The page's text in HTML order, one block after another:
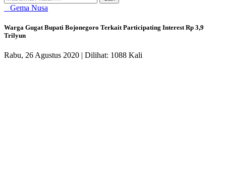
Gema Nusa
Warga Gugat Bupati Bojonegoro Terkait Participating Interest Rp 3,9
Trilyun
Rabu, 26 Agustus 2020 | Dilihat: 1088 Kali